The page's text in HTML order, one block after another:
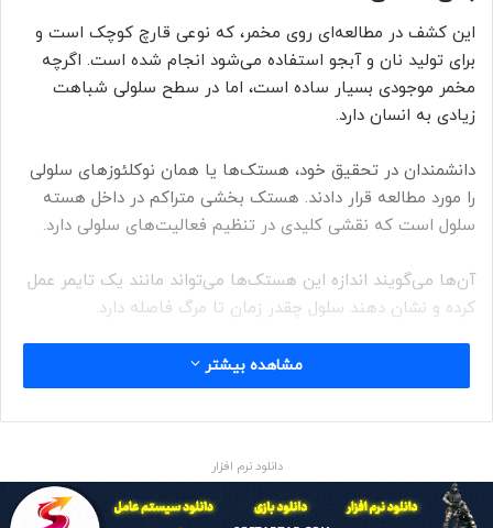
این کشف در مطالعه‌ای روی مخمر، که نوعی قارچ کوچک است و
برای تولید نان و آبجو استفاده می‌شود انجام شده است. اگرچه
مخمر موجودی بسیار ساده است، اما در سطح سلولی شباهت
زیادی به انسان دارد.
دانشمندان در تحقیق خود، هستک‌ها یا همان نوکلئوز‌های سلولی
را مورد مطالعه قرار دادند. هستک بخشی متراکم در داخل هسته
سلول است که نقشی کلیدی در تنظیم فعالیت‌های سلولی دارد.
آن‌ها می‌گویند اندازه این هستک‌ها می‌تواند مانند یک تایمر عمل
کرده و نشان دهند سلول چقدر زمان تا مرگ فاصله دارد.
تحقیقات دانشمندان در دانشگاه وایل کرنل آمریکا نشان داده که
هستک‌های بزرگ‌تر باعث ناپایداری در دی‌ان‌ای و مرگ سریع‌تر
سلول می‌شوند، در حالی که هستک‌های کوچک‌تر می‌توانند روند
پژوهش‌های جدید در چارچوب مطالعات در خصوص پیری صورت
مشاهده بیشتر
دانلود نرم افزار